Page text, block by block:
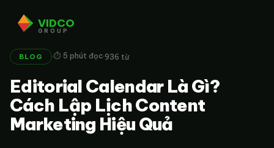
VIDCO
GROUP
BLOG ·⏱ 5 phút đọc·936 từ
Editorial Calendar Là Gì?
Cách Lập Lịch Content
Marketing Hiệu Quả